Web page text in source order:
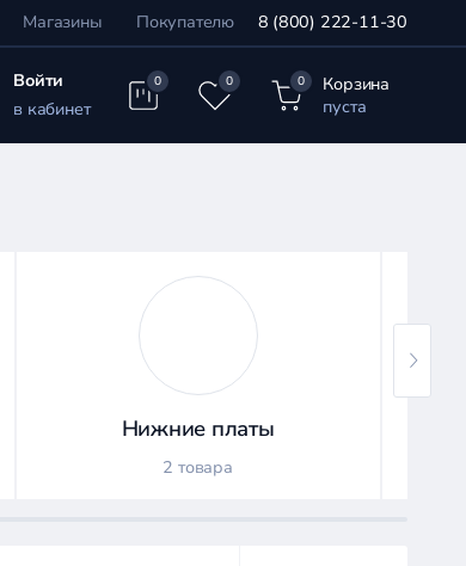
Магазины Покупателю 8 (800) 222-11-30
Войти
в кабинет
0 0 0
Корзина
пуста
Нижние платы
2 товара